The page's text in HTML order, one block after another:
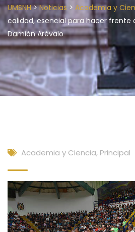
UMSNH>Noticias > Academia y
calidad, esencial para hacer frente
Damián Arévalo
Academia y Ciencia, Principal